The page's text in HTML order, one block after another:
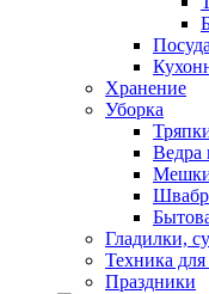
Хранение
Уборка
Ведра
Гладилки,
Техника
Праздники